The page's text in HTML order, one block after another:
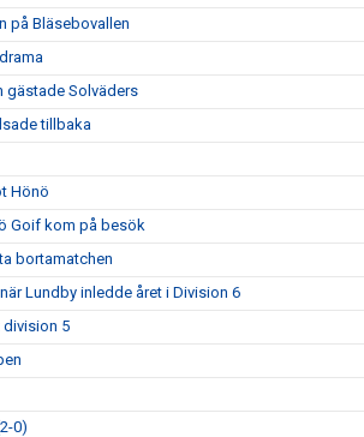
på Bläsebovallen
gästade Solväders
tillbaka
Hönö
Goif kom på besök
bortamatchen
Lundby inledde året i Division 6
5
0)